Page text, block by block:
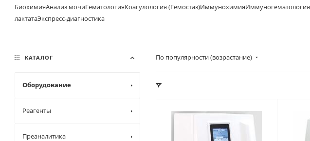
БиохимияАнализ мочиГематологияКоагулология (Гемостаз)ИммунохимияИммуногематология
лактатаЭкспресс-диагностика
По популярности (возрастание)
КАТАЛОГ
Оборудование
Реагенты
Преаналитика